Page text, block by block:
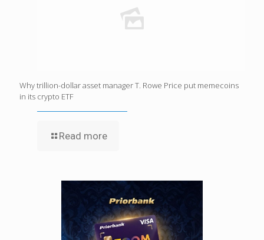
Why trillion-dollar asset manager T. Rowe Price put memecoins
in its crypto ETF
Read more